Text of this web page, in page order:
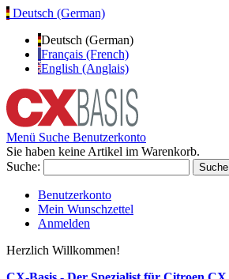
Deutsch (German)
Deutsch (German)
Français (French)
English (Anglais)
Menü Suche Benutzerkonto
Sie haben keine Artikel im Warenkorb.
Suche:
Suche
Benutzerkonto
Mein Wunschzettel
Anmelden
Herzlich Willkommen!